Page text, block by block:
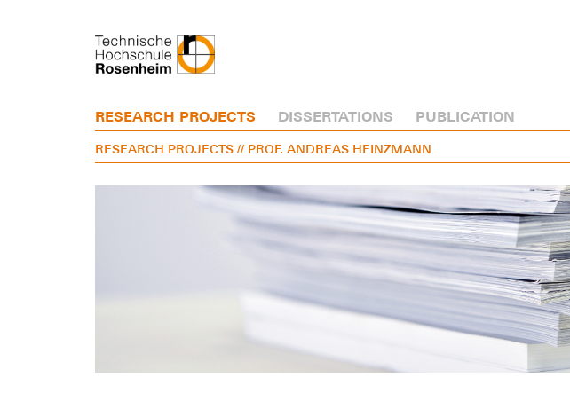
RESEARCH PROJECTS DISSERTATIONS PUBLICATION
RESEARCH PROJECTS // PROF. ANDREAS HEINZMANN